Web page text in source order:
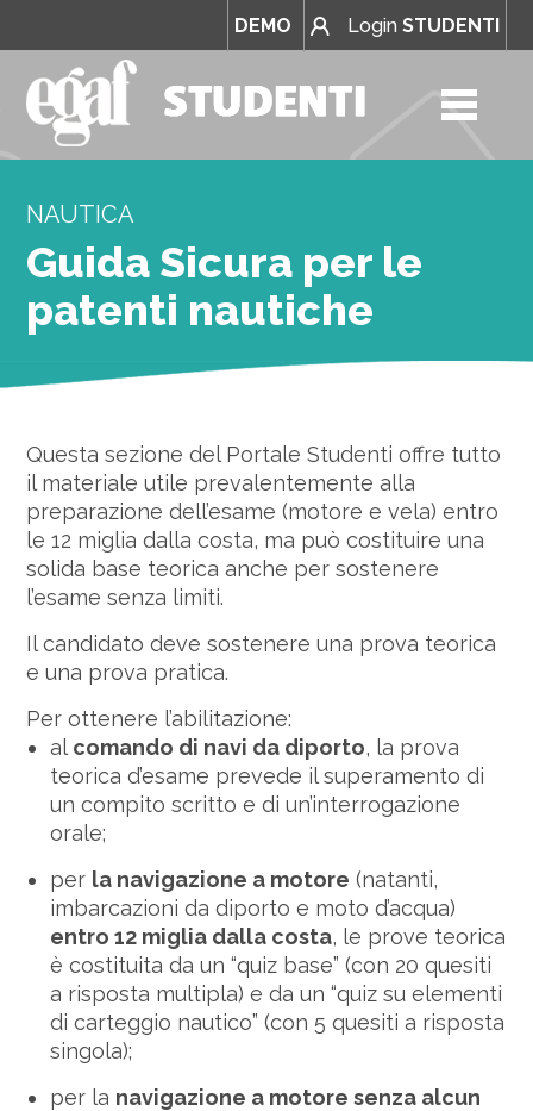
DEMO Login STUDENTI
NAUTICA
Guida Sicura per le
patenti nautiche
Questa sezione del Portale Studenti offre tutto
il materiale utile prevalentemente alla
preparazione dell’esame (motore e vela) entro
le 12 miglia dalla costa, ma può costituire una
solida base teorica anche per sostenere
l’esame senza limiti.
Il candidato deve sostenere una prova teorica
e una prova pratica.
Per ottenere l’abilitazione:
al comando di navi da diporto, la prova
teorica d’esame prevede il superamento di
un compito scritto e di un’interrogazione
orale;
per la navigazione a motore (natanti,
imbarcazioni da diporto e moto d’acqua)
entro 12 miglia dalla costa, le prove teorica
è costituita da un “quiz base” (con 20 quesiti
a risposta multipla) e da un “quiz su elementi
di carteggio nautico” (con 5 quesiti a risposta
singola);
per la navigazione a motore senza alcun